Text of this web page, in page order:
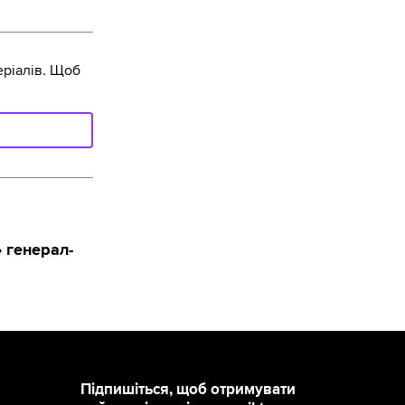
Щоб
генерал-
Підпишіться, щоб отримувати